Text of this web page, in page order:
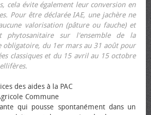
cela évite également leur conversion en
Pour être déclarée IAE, une jachère ne
valorisation (pâture ou fauche) et
phytosanitaire sur l'ensemble de la
obligatoire, du 1er mars au 31 août pour
classiques et du 15 avril au 15 octobre
des aides à la PAC
Commune
qui pousse spontanément dans un